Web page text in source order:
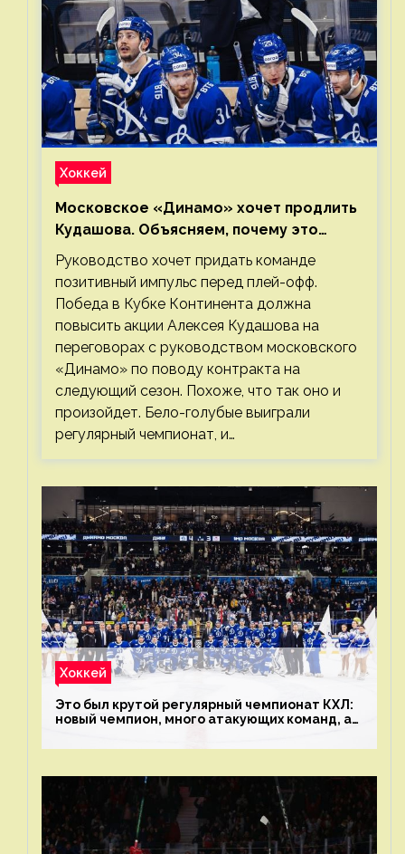
Хоккей
Московское «Динамо» хочет продлить
Кудашова. Объясняем, почему это
правильно
Руководство хочет придать команде
позитивный импульс перед плей-офф.
Победа в Кубке Континента должна
повысить акции Алексея Кудашова на
переговорах с руководством московского
«Динамо» по поводу контракта на
следующий сезон. Похоже, что так оно и
произойдет. Бело-голубые выиграли
регулярный чемпионат, и…
Хоккей
Это был крутой регулярный чемпионат КХЛ:
новый чемпион, много атакующих команд, а